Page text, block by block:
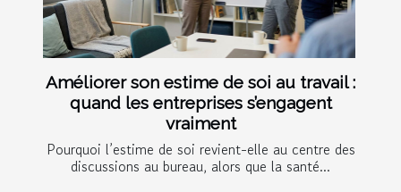
Améliorer son estime de soi au travail :
quand les entreprises s’engagent
vraiment
Pourquoi l’estime de soi revient-elle au centre des
discussions au bureau, alors que la santé...